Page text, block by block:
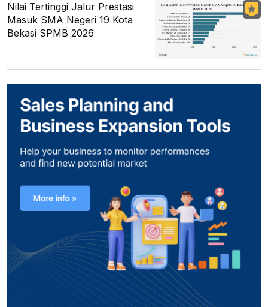
Nilai Tertinggi Jalur Prestasi
Masuk SMA Negeri 19 Kota
Bekasi SPMB 2026